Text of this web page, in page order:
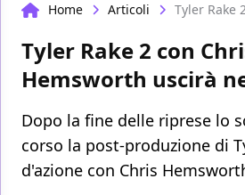
Home Articoli
Tyler Rake 2 con
Hemsworth uscirà
Dopo la fine delle riprese lo
corso la post-produzione di
d'azione con Chris